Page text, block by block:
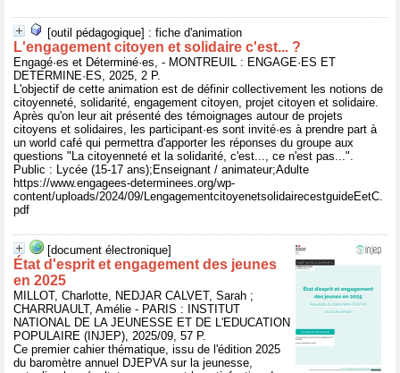
[outil pédagogique] : fiche d'animation
L'engagement citoyen et solidaire c'est... ?
Engagé·es et Déterminé·es, - MONTREUIL : ENGAGE·ES ET
DETERMINE·ES, 2025, 2 P.
L'objectif de cette animation est de définir collectivement les notions de
citoyenneté, solidarité, engagement citoyen, projet citoyen et solidaire.
Après qu'on leur ait présenté des témoignages autour de projets
citoyens et solidaires, les participant·es sont invité·es à prendre part à
un world café qui permettra d'apporter les réponses du groupe aux
questions "La citoyenneté et la solidarité, c'est..., ce n'est pas...".
Public : Lycée (15-17 ans);Enseignant / animateur;Adulte
https://www.engagees-determinees.org/wp-
content/uploads/2024/09/LengagementcitoyenetsolidairecestguideEetC.
pdf
[document électronique]
État d'esprit et engagement des jeunes
en 2025
MILLOT, Charlotte, NEDJAR CALVET, Sarah ;
CHARRUAULT, Amélie - PARIS : INSTITUT
NATIONAL DE LA JEUNESSE ET DE L'EDUCATION
POPULAIRE (INJEP), 2025/09, 57 P.
Ce premier cahier thématique, issu de l'édition 2025
du baromètre annuel DJEPVA sur la jeunesse,